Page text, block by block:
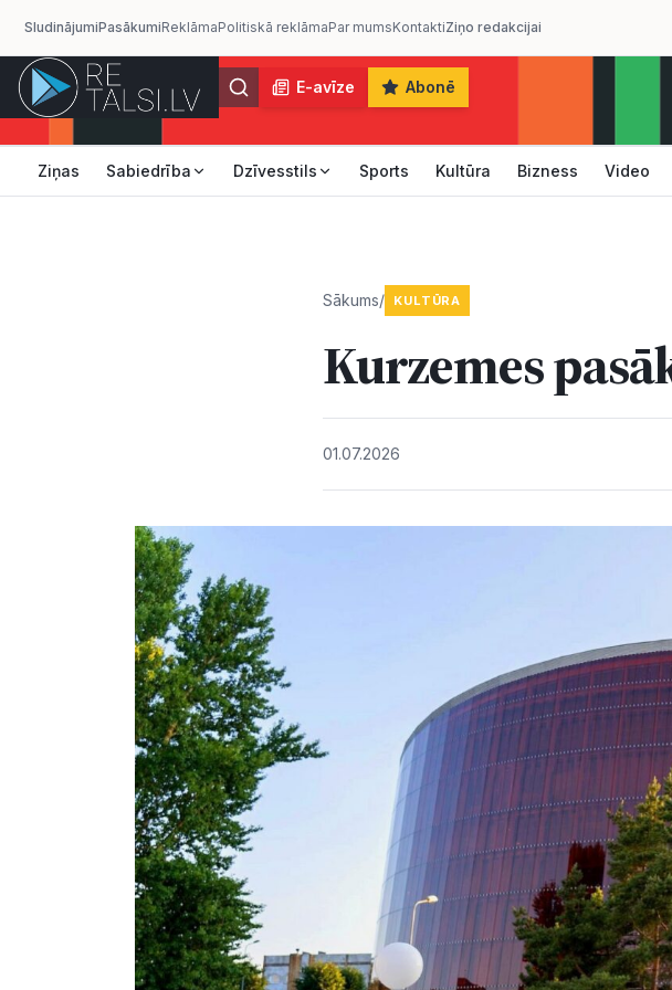
SludinājumiPasākumiReklāmaPolitiskā reklāmaPar mumsKontaktiZiņo redakcijai
E-avīze Abonē
Ziņas Sabiedrība Dzīvesstils Sports Kultūra Bizness Video
Sākums/ KULTŪRA
Kurzemes
01.07.2026